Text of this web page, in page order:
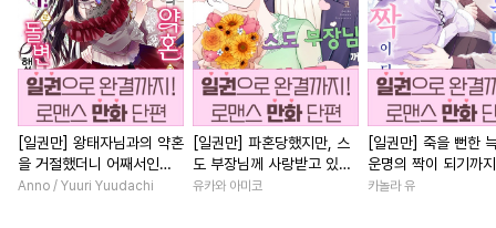
[일권만] 왕태자님과의 약혼
을 거절했더니 어째서인지
얀데레로 돌변했습니다 [단
Anno / Yuuri Yuudachi
[일권만] 파혼당했지만, 스
도 부장님께 사랑받고 있습
니다 [단행본]
유카와 아미코
[일권만] 죽을 뻔한
운명의 짝이 되기까
본]
카놀라 유